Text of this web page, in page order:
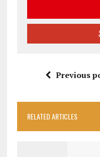
Previous
RELATED ARTICLES